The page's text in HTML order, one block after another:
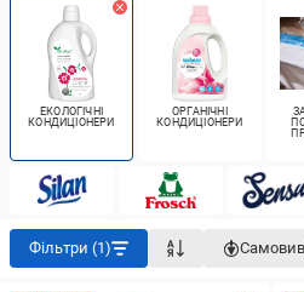
ЕКОЛОГІЧНІ
КОНДИЦІОНЕРИ
ОРГАНІЧНІ
КОНДИЦІОНЕРИ
Фільтри (1)